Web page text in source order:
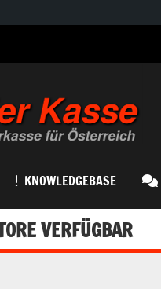
KNOWLEDGEBASE
VERFÜGBAR